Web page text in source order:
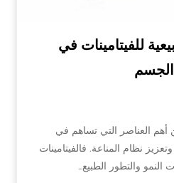
للفيتامينات في
أهم العناصر التي تساهم في
نظام المناعة. فالفيتامينات
والتطور الطبيع…